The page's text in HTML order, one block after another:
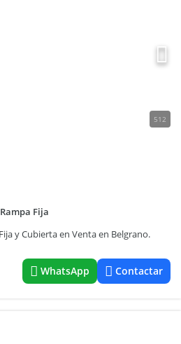
512
Rampa Fija
y Cubierta en Venta en Belgrano.
WhatsApp Contactar